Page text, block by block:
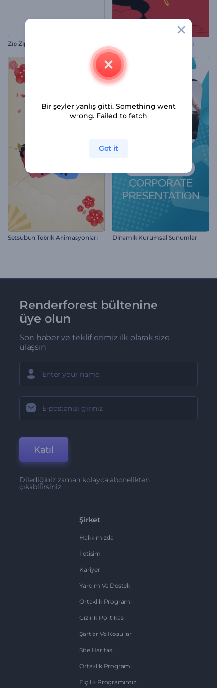
Zıp Zıp Paskalya Animasyonları El Encierro Etkinliği Tanıtımı
Setsubun Tebrik Animasyonları Dinamik Kurumsal Sunumlar
Renderforest bültenine
üye olun
Son haber ve tekliflerimiz ilk olarak size
ulaşsın
Katıl
Dilediğiniz zaman kolayca abonelikten
çıkabilirsiniz.
Şirket
Hakkımızda
İletişim
Kariyer
Yardım Ve Destek
Ortaklık Programı
Gizlilik Politikası
Şartlar Ve Koşullar
Site Haritası
Ortaklık Programı
Elçilik Programımızı
Bir şeyler yanlış gitti. Something went
wrong. Failed to fetch
Got it